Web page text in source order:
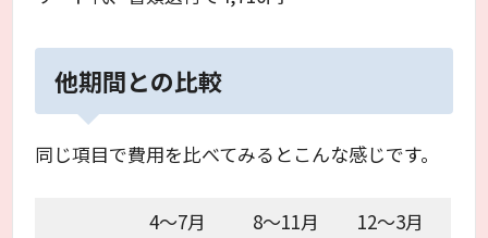
他期間との比較
同じ項目で費用を比べてみるとこんな感じです。
4～7月 8～11月
12～3月